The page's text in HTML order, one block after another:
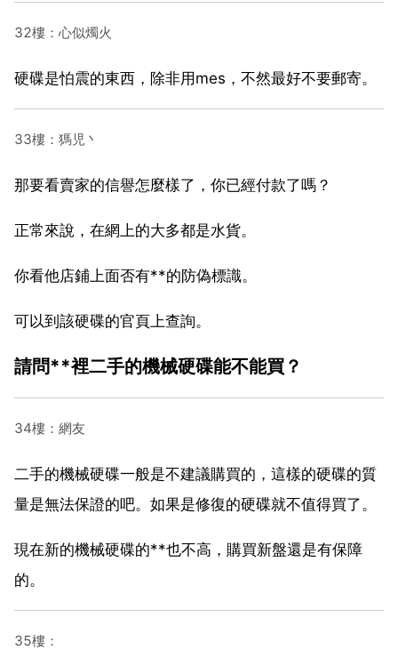
32樓：心似燭火
硬碟是怕震的東西，除非用mes，不然最好不要郵寄。
33樓：獁児丶
那要看賣家的信譽怎麼樣了，你已經付款了嗎？
正常來說，在網上的大多都是水貨。
你看他店鋪上面否有**的防偽標識。
可以到該硬碟的官頁上查詢。
請問**裡二手的機械硬碟能不能買？
34樓：網友
二手的機械硬碟一般是不建議購買的，這樣的硬碟的質
量是無法保證的吧。如果是修復的硬碟就不值得買了。
現在新的機械硬碟的**也不高，購買新盤還是有保障
的。
35樓：